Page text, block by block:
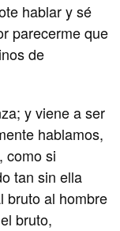
hablar y sé
parecerme que
de
y viene a ser
hablamos,
como si
tan sin ella
bruto al hombre
bruto,